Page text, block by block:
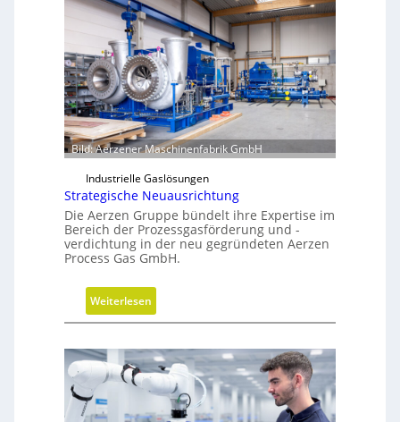
Bild: Aerzener Maschinenfabrik GmbH
Industrielle Gaslösungen
Strategische Neuausrichtung
Die Aerzen Gruppe bündelt ihre Expertise im
Bereich der Prozessgasförderung und -
verdichtung in der neu gegründeten Aerzen
Process Gas GmbH.
Weiterlesen
S
r
a
t
e